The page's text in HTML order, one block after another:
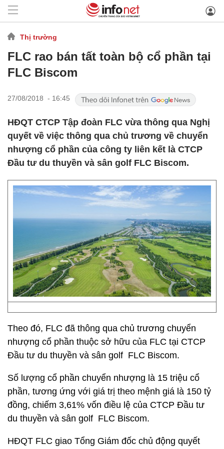
Thị trường
FLC rao bán tất toàn bộ cổ phần tại
FLC Biscom
27/08/2018 - 16:45
HĐQT CTCP Tập đoàn FLC vừa thông qua Nghị
quyết về việc thông qua chủ trương về chuyển
nhượng cổ phần của công ty liên kết là CTCP
Đầu tư du thuyền và sân golf FLC Biscom.
Theo đó, FLC đã thông qua chủ trương chuyển
nhượng cổ phần thuộc sở hữu của FLC tại CTCP
Đầu tư du thuyền và sân golf FLC Biscom.
Số lượng cổ phần chuyển nhượng là 15 triệu cổ
phần, tương ứng với giá trị theo mệnh giá là 150 tỷ
đồng, chiếm 3,61% vốn điều lệ của CTCP Đầu tư
du thuyền và sân golf FLC Biscom.
HĐQT FLC giao Tổng Giám đốc chủ động quyết